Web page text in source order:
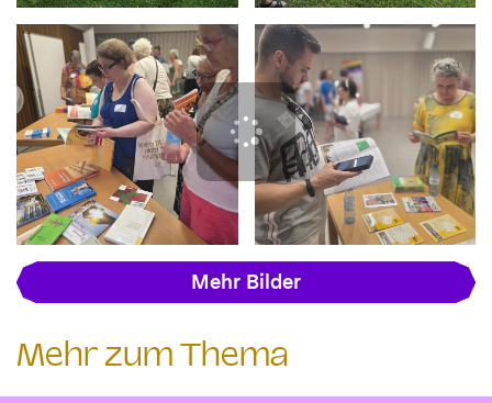
Mehr Bilder
Mehr zum Thema